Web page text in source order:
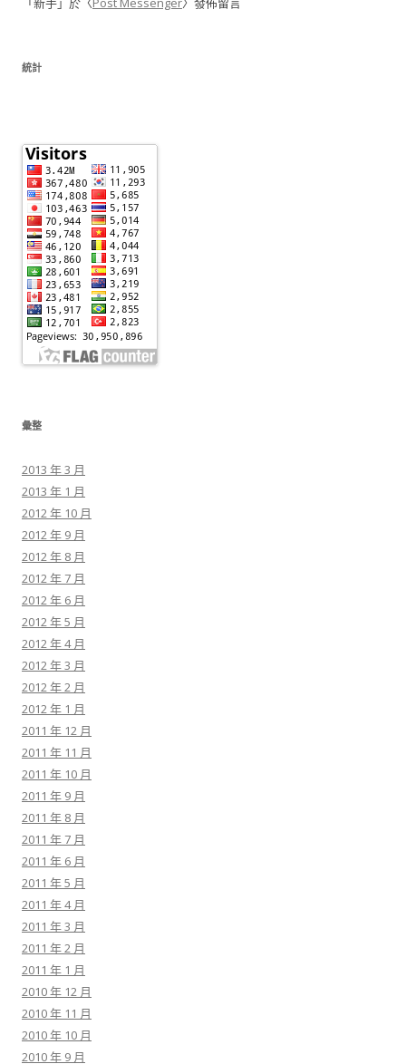
統計
彙整
2013 年 3 月
2013 年 1 月
2012 年 10 月
2012 年 9 月
2012 年 8 月
2012 年 7 月
2012 年 6 月
2012 年 5 月
2012 年 4 月
2012 年 3 月
2012 年 2 月
2012 年 1 月
2011 年 12 月
2011 年 11 月
2011 年 10 月
2011 年 9 月
2011 年 8 月
2011 年 7 月
2011 年 6 月
2011 年 5 月
2011 年 4 月
2011 年 3 月
2011 年 2 月
2011 年 1 月
2010 年 12 月
2010 年 11 月
2010 年 10 月
2010 年 9 月